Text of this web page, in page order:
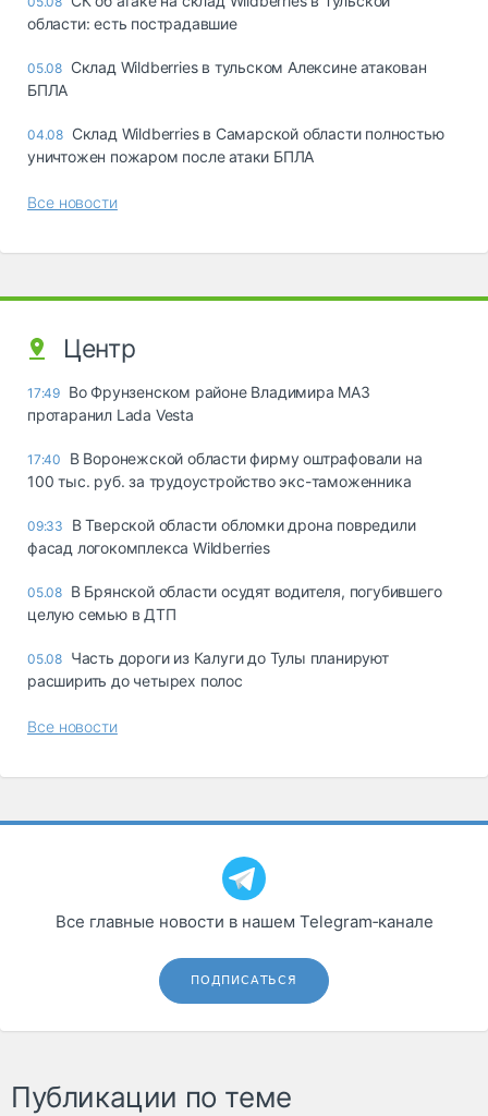
области: есть пострадавшие
05.08 Склад Wildberries в тульском Алексине атакован
БПЛА
04.08 Склад Wildberries в Самарской области полностью
уничтожен пожаром после атаки БПЛА
Все новости
Центр
17:49 Во Фрунзенском районе Владимира МАЗ
протаранил Lada Vesta
17:40
В Воронежской области фирму оштрафовали на
100 тыс. руб. за трудоустройство экс-таможенника
09:33
В Тверской области обломки дрона повредили
фасад логокомплекса Wildberries
05.08 В Брянской области осудят водителя, погубившего
целую семью в ДТП
05.08 Часть дороги из Калуги до Тулы планируют
расширить до четырех полос
Все новости
Все главные новости в нашем Telegram‑канале
ПОДПИСАТЬСЯ
Публикации по теме